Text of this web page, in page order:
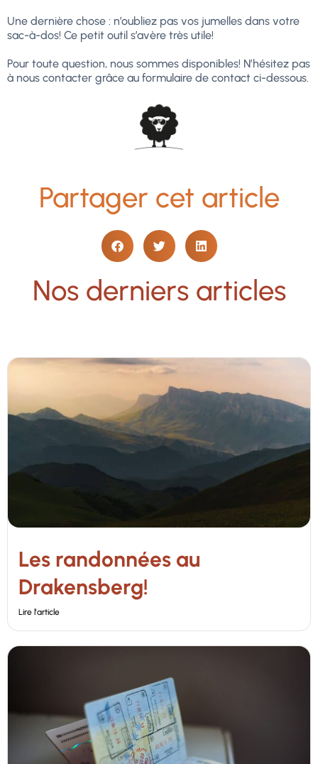
Une dernière chose : n’oubliez pas vos jumelles dans votre
sac-à-dos! Ce petit outil s’avère très utile!
Pour toute question, nous sommes disponibles! N’hésitez pas
à nous contacter grâce au formulaire de contact ci-dessous.
Partager cet article
Nos derniers articles
Les randonnées au
Drakensberg!
Lire l'article